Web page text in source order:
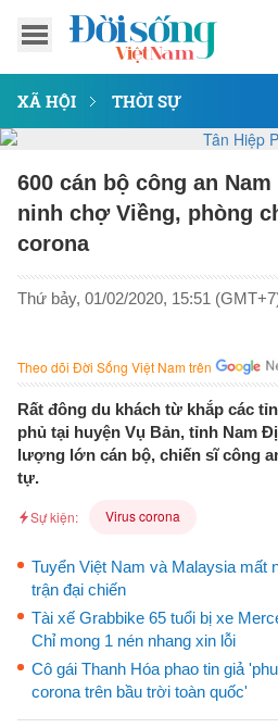
XÃ HỘI THỜI SỰ
600 cán bộ công an
ninh chợ Viềng, phòng
corona
Thứ bảy, 01/02/2020, 15:51
Theo dõi Đời Sống Việt Nam trên
Rất đông du khách từ khắp các
phủ tại huyện Vụ Bản, tỉnh Nam
lượng lớn cán bộ, chiến sĩ công
tự.
Sự kiện: Virus corona
Tuyển Việt Nam và Malaysia mất
trận đại chiến
Tài xế Grabbike 65 tuổi bị xe
Chỉ mong 1 nén nhang xin lỗi
Cô gái Thanh Hóa phao tin giả
corona trên bầu trời toàn quốc'